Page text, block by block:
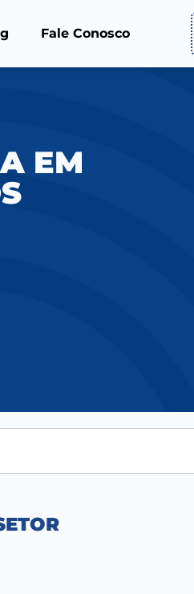
Fale Conosco
EM